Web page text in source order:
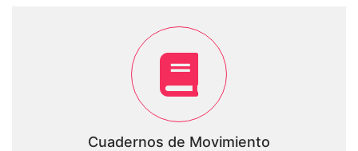
Cuadernos de Movimiento